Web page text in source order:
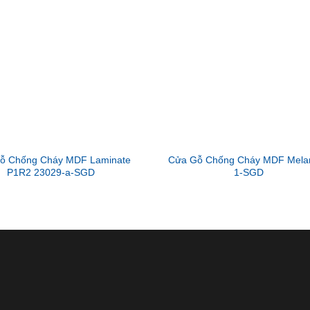
Chống Cháy MDF Laminate
P1R2 23029-a-SGD
Cửa Gỗ Chống Cháy MDF
1-SGD